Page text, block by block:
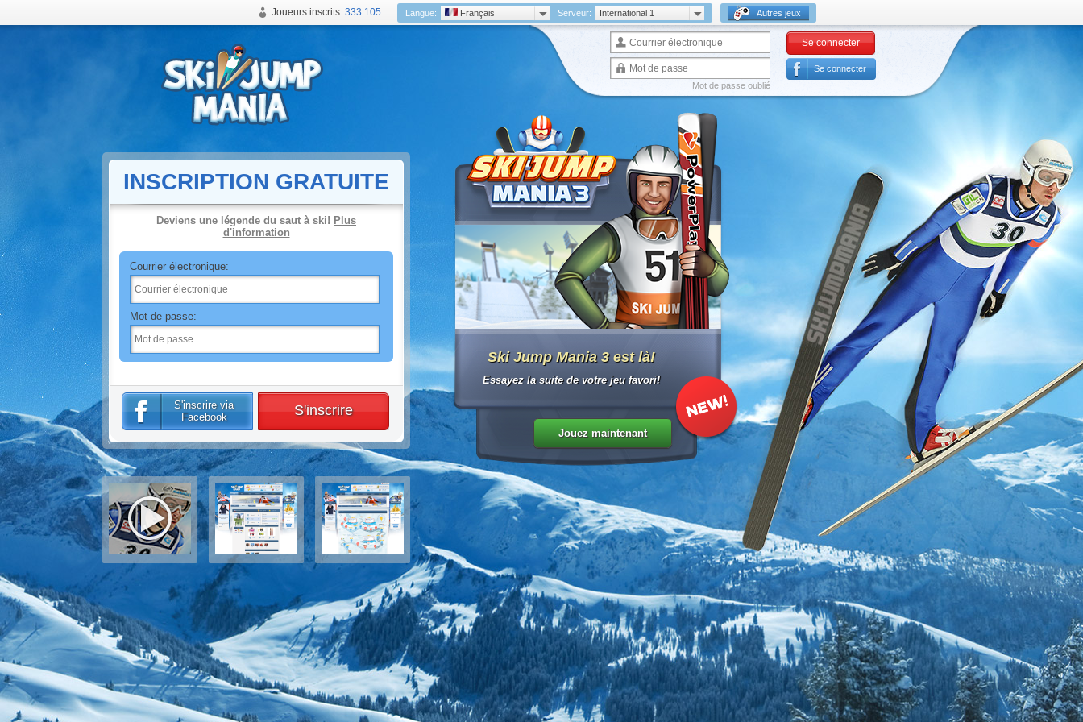
Joueurs inscrits: 333 105 Langue: Français Serveur: International 1 Autres jeux
Mot de passe oublié
Se connecter
Se connecter
INSCRIPTION GRATUITE
Deviens une légende du saut à ski! Plus
d'information
Courrier électronique:
Mot de passe:
S'inscrire via
Facebook
S'inscrire
Ski Jump Mania 3 est là!
Essayez la suite de votre jeu favori!